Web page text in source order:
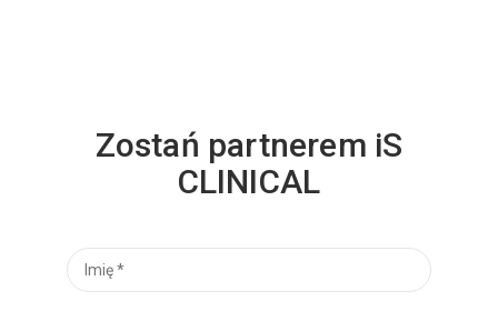
Zostań partnerem iS
CLINICAL